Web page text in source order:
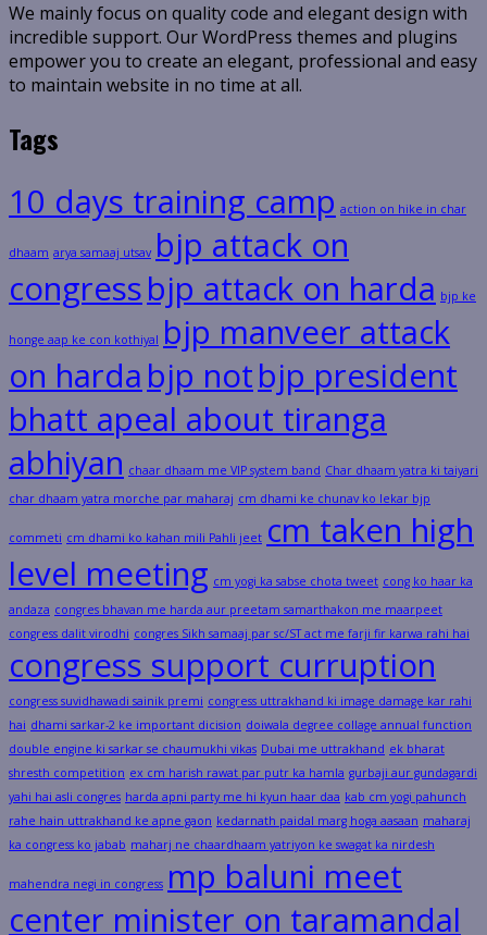
We mainly focus on quality code and elegant design with
incredible support. Our WordPress themes and plugins
empower you to create an elegant, professional and easy
to maintain website in no time at all.
Tags
10 days training camp action on hike in char
dhaam arya samaaj utsav bjp attack on
congressbjp attack on harda bjp ke
honge aap ke con kothiyal bjp manveer attack
on harda bjp notbjp president
bhatt apeal about tiranga
abhiyan chaar dhaam me VIP system band Char dhaam yatra ki taiyari
char dhaam yatra morche par maharaj cm dhami ke chunav ko lekar bjp
commeti cm dhami ko kahan mili Pahli jeet cm taken high
level meeting cm yogi ka sabse chota tweet cong ko haar ka
andaza congres bhavan me harda aur preetam samarthakon me maarpeet
congress dalit virodhi congres Sikh samaaj par sc/ST act me farji fir karwa rahi hai
congress support curruption
congress suvidhawadi sainik premi congress uttrakhand ki image damage kar rahi
hai dhami sarkar-2 ke important dicision doiwala degree collage annual function
double engine ki sarkar se chaumukhi vikas Dubai me uttrakhand ek bharat
shresth competition ex cm harish rawat par putr ka hamla gurbaji aur gundagardi
yahi hai asli congres harda apni party me hi kyun haar daa kab cm yogi pahunch
rahe hain uttrakhand ke apne gaon kedarnath paidal marg hoga aasaan maharaj
ka congress ko jabab maharj ne chaardhaam yatriyon ke swagat ka nirdesh
mahendra negi in congress mp baluni meet
center minister on taramandal